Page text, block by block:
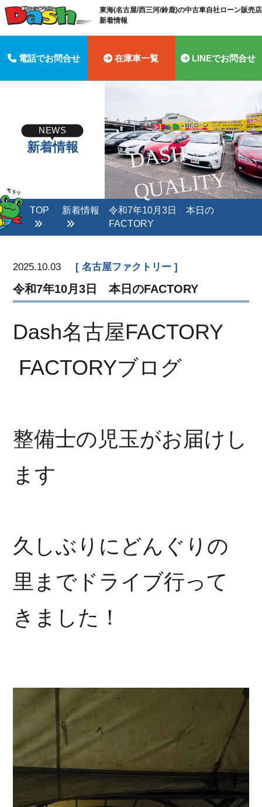
東海(名古屋/西三河/鈴鹿)の中古車自社ローン販売
新着情報
電話でお問合せ 在庫車一覧 LINEでお問合せ
D
A
S
H
Q
U
A
LI
T
Y
NEWS
新着情報
TOP 新着情報
令和7年10月3日 本日の
FACTORY
2025.10.03 名古屋ファクトリー
令和7年10月3日 本日のFACTORY
Dash名古屋FACTORY
FACTORYブログ
整備士の児玉がお届けし
ます
久しぶりにどんぐりの
里までドライブ行って
きました！